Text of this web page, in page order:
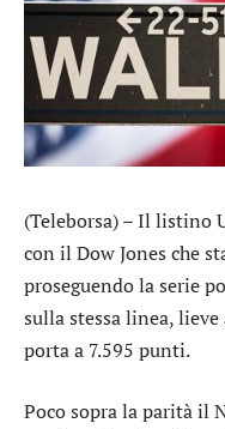
(Teleborsa) – Il listino
con il Dow Jones che
proseguendo la serie
sulla stessa linea, lieve
porta a 7.595 punti.
Poco sopra la parità il